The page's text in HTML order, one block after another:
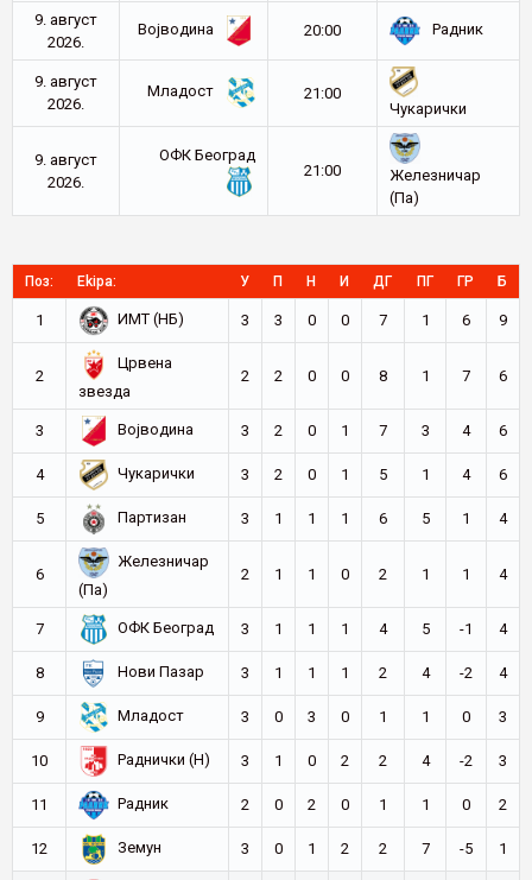
9. август
2026.
Војводина 20:00 Радник
9. август
2026.
Младост
21:00
Чукарички
9. август
2026.
ОФК Београд
21:00
Железничар
(Па)
Поз: Ekipa: У П Н И ДГ ПГ ГР Б
1 ИМТ (НБ) 3 3 0 0 7 1 6 9
2
Црвена
звезда
2 2 0 0 8 1 7 6
3 Војводина 3 2 0 1 7 3 4 6
4 Чукарички 3 2 0 1 5 1 4 6
5 Партизан 3 1 1 1 6 5 1 4
6
Железничар
(Па)
2 1 1 0 2 1 1 4
7 ОФК Београд 3 1 1 1 4 5 -1 4
8 Нови Пазар 3 1 1 1 2 4 -2 4
9 Младост 3 0 3 0 1 1 0 3
10 Раднички (Н) 3 1 0 2 2 4 -2 3
11 Радник 2 0 2 0 1 1 0 2
12 Земун 3 0 1 2 2 7 -5 1